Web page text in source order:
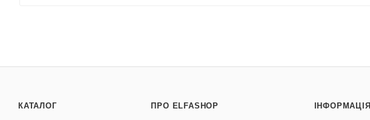
КАТАЛОГ ПРО ELFASHOP ІНФОРМАЦІЯ